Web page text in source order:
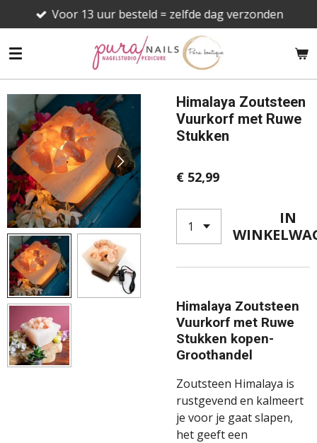
direct
naar
hoofdinhoud
Voor 13 uur besteld = zelfde dag verzonden
Himalaya Zoutsteen
Vuurkorf met Ruwe
Stukken
€ 52,99
IN
Himalaya Zoutsteen
Vuurkorf met Ruwe
Stukken kopen-
Groothandel
Zoutsteen Himalaya is
rustgevend en kalmeert
je voor je gaat slapen,
het geeft een